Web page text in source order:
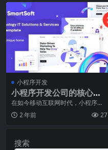
小程序开发
小程序开发公司的核心竞
争力是什么？
在如今移动互联网时代，小程序成
为了企业发展的重要一环。无论是
电商行业、餐饮行业还
2 年前 27
搜索